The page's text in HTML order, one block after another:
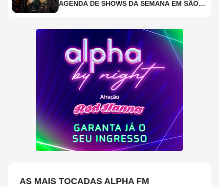
AGENDA DE SHOWS DA SEMANA EM SÃO
AS MAIS TOCADAS ALPHA FM